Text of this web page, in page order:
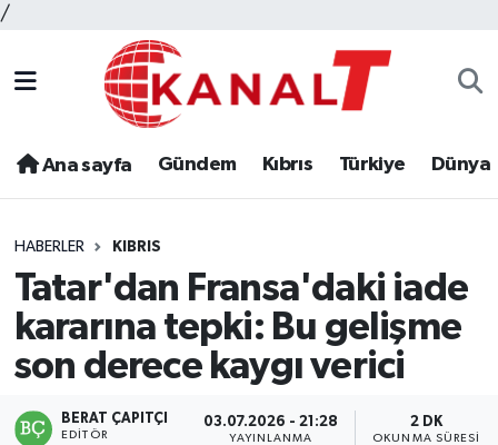
/
Ana sayfa Gündem Kıbrıs Türkiye Dünya
HABERLER KIBRIS
Tatar'dan Fransa'daki iade
kararına tepki: Bu gelişme
son derece kaygı verici
BERAT ÇAPITÇI
EDITÖR
03.07.2026 - 21:28
YAYINLANMA
2 DK
OKUNMA SÜRESI